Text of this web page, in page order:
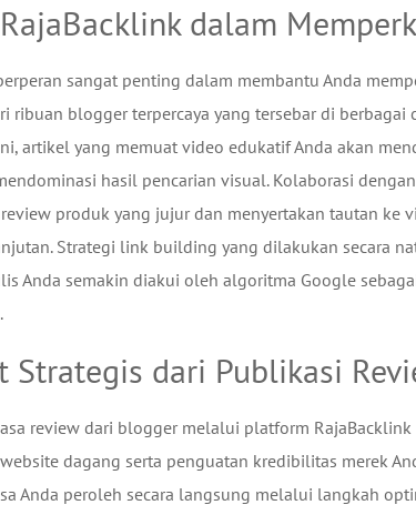
dalam
sangat penting dalam membantu Anda
ribuan blogger terpercaya yang tersebar di berbagai
artikel yang memuat video edukatif Anda akan
hasil pencarian visual. Kolaborasi
produk yang jujur dan menyertakan tautan ke
Strategi link building yang dilakukan secara
Anda semakin diakui oleh algoritma Google
Strategis dari Publikasi
review dari blogger melalui platform
dagang serta penguatan kredibilitas merek
Anda peroleh secara langsung melalui langkah